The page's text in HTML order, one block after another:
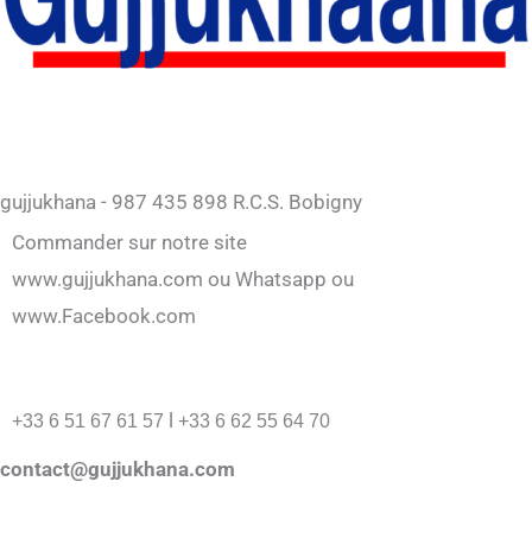
gujjukhana - 987 435 898 R.C.S. Bobigny
Commander sur notre site
www.gujjukhana.com ou Whatsapp ou
www.Facebook.com
+33 6 51 67 61 57 l +33 6 62 55 64 70
contact@gujjukhana.com